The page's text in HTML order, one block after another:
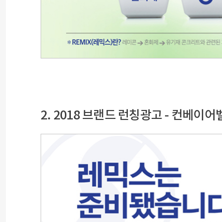
2. 2018 브랜드 런칭광고 - 컨베이어